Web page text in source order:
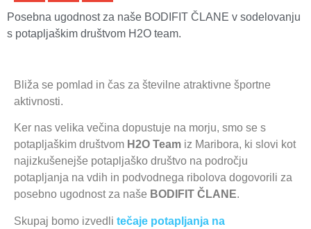
Posebna ugodnost za naše BODIFIT ČLANE v sodelovanju
s potapljaškim društvom H2O team.
Bliža se pomlad in čas za številne atraktivne športne
aktivnosti.
Ker nas velika večina dopustuje na morju, smo se s
potapljaškim društvom H2O Team iz Maribora, ki slovi kot
najizkušenejše potapljaško društvo na področju
potapljanja na vdih in podvodnega ribolova dogovorili za
posebno ugodnost za naše BODIFIT ČLANE.
Skupaj bomo izvedli tečaje potapljanja na